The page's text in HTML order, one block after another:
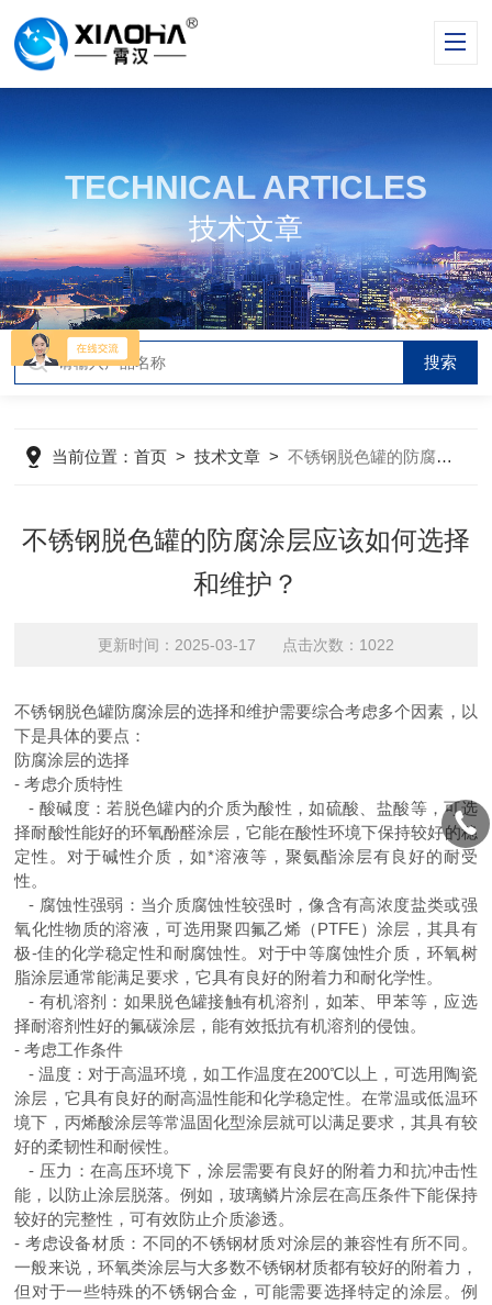
TECHNICAL ARTICLES
技术文章
当前位置：首页 >技术文章 >不锈钢脱色罐的防腐涂层应该如何选择和维护？
不锈钢脱色罐的防腐涂层应该如何选择
和维护？
更新时间：2025-03-17 点击次数：1022
不锈钢脱色罐防腐涂层的选择和维护需要综合考虑多个因素，以
下是具体的要点：
防腐涂层的选择
-考虑介质特性
- 酸碱度：若脱色罐内的介质为酸性，如硫酸、盐酸等，可选
择耐酸性能好的环氧酚醛涂层，它能在酸性环境下保持较好的稳
定性。对于碱性介质，如*溶液等，聚氨酯涂层有良好的耐受
性。
- 腐蚀性强弱：当介质腐蚀性较强时，像含有高浓度盐类或强
氧化性物质的溶液，可选用聚四氟乙烯（PTFE ）涂层，其具有
极-佳的化学稳定性和耐腐蚀性。对于中等腐蚀性介质，环氧树
脂涂层通常能满足要求，它具有良好的附着力和耐化学性。
- 有机溶剂：如果脱色罐接触有机溶剂，如苯、甲苯等，应选
择耐溶剂性好的氟碳涂层，能有效抵抗有机溶剂的侵蚀。
-考虑工作条件
- 温度：对于高温环境，如工作温度在200℃以上，可选用陶瓷
涂层，它具有良好的耐高温性能和化学稳定性。在常温或低温环
境下，丙烯酸涂层等常温固化型涂层就可以满足要求，其具有较
好的柔韧性和耐候性。
- 压力：在高压环境下，涂层需要有良好的附着力和抗冲击性
能，以防止涂层脱落。例如，玻璃鳞片涂层在高压条件下能保持
较好的完整性，可有效防止介质渗透。
- 考虑设备材质：不同的不锈钢材质对涂层的兼容性有所不同。
一般来说，环氧类涂层与大多数不锈钢材质都有较好的附着力，
但对于一些特殊的不锈钢合金，可能需要选择特定的涂层。例